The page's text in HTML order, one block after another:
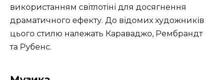
використанням світлотіні для досягнення
драматичного ефекту. До відомих художників
цього стилю належать Караваджо, Рембрандт
та Рубенс.